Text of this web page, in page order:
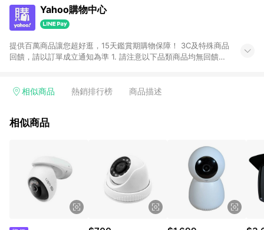
Yahoo購物中心
提供百萬商品讓您超好逛，15天鑑賞期購物保障！ 3C及特殊商品
回饋，請以訂單成立通知為準 1. 請注意以下品類商品均無回饋：
電玩/遊戲/相機/單眼/鏡頭/拍立得 [2024/6/1起適用] -內接硬
的購回饋活動享Yahoo超贈點回饋者 - 購物中心商店之商品：商
3. 訂單回饋金額將扣除運費/購物金/超贈點/福利金/紅利折抵/折
價券等虛擬貨幣折抵 4. 大宗採購或批發轉賣不具回饋資格： 如
有相關事證認定您為大宗採購、批發轉賣而非最終消費使用者，
相關認定以Yahoo購物中心之認定為準
相似商品 熱銷排行榜 商品描述
相似商品